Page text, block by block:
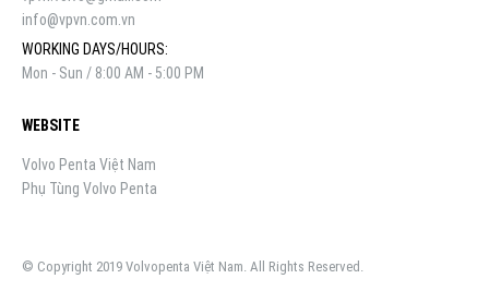
info@vpvn.com.vn
WORKING DAYS/HOURS:
Mon - Sun / 8:00 AM - 5:00 PM
WEBSITE
Volvo Penta Việt Nam
Phụ Tùng Volvo Penta
© Copyright 2019 Volvopenta Việt Nam. All Rights Reserved.